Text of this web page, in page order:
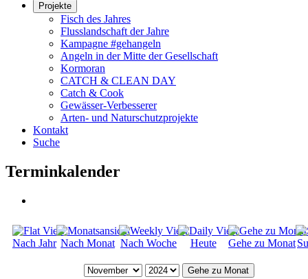
Projekte
Fisch des Jahres
Flusslandschaft der Jahre
Kampagne #gehangeln
Angeln in der Mitte der Gesellschaft
Kormoran
CATCH & CLEAN DAY
Catch & Cook
Gewässer-Verbesserer
Arten- und Naturschutzprojekte
Kontakt
Suche
Terminkalender
Nach Jahr Nach Monat Nach Woche Heute Gehe zu Monat
Gehe zu Monat